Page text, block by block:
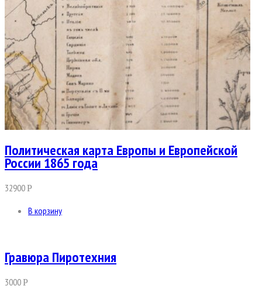
Политическая карта Европы и Европейской
России 1865 года
32900Р
В корзину
Гравюра Пиротехния
3000Р